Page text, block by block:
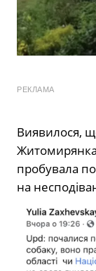
РЕКЛАМА
Виявилося,
пробувала
на